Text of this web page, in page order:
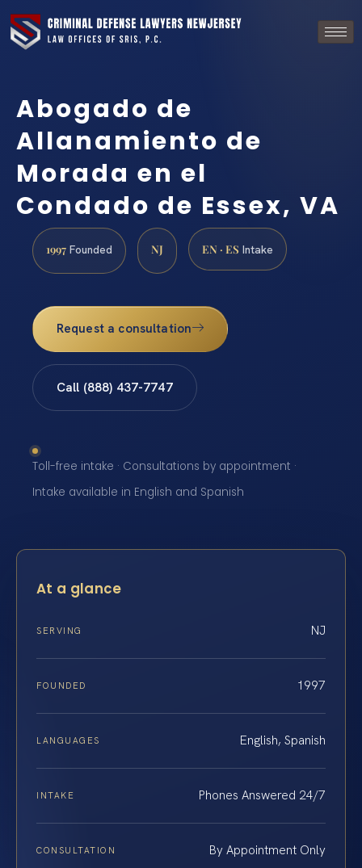
Abogado de
Allanamiento de
Morada en el
Condado de Essex, VA
1997 Founded NJ EN · ES Intake
Request a consultation
Call (888) 437-7747
Toll-free intake · Consultations by appointment ·
Intake available in English and Spanish
At a glance
SERVING NJ
FOUNDED 1997
LANGUAGES English, Spanish
INTAKE Phones Answered 24/7
CONSULTATION By Appointment Only